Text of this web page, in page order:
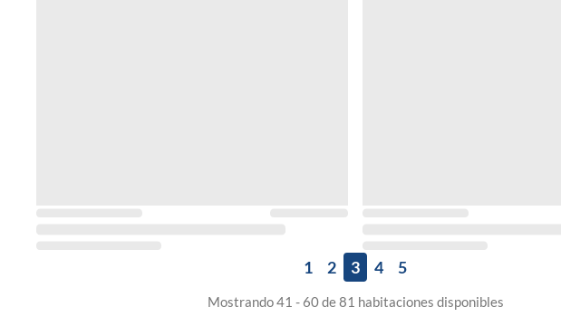
1 2 3 4 5
Mostrando 41 - 60 de 81 habitaciones disponibles